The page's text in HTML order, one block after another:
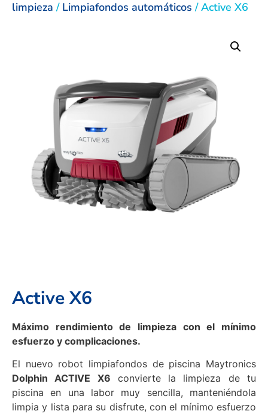
limpieza / Limpiafondos automáticos / Active X6
Active X6
Máximo rendimiento de limpieza con el mínimo
esfuerzo y complicaciones.
El nuevo robot limpiafondos de piscina Maytronics
Dolphin ACTIVE X6 convierte la limpieza de tu
piscina en una labor muy sencilla, manteniéndola
limpia y lista para su disfrute, con el mínimo esfuerzo